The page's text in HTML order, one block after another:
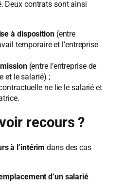
Deux contrats sont ainsi
à disposition(entre
temporaire et l’entreprise
(entre l’entreprise de
et le salarié) ;
ne lie le salarié et
recours ?
à l’intérim dans des cas
d’un salarié